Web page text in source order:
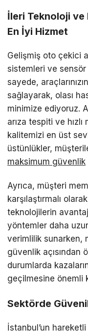
İleri Teknoloji
En İyi Hizmet
Gelişmiş oto çekici
sistemleri ve sensör
sayede,
sağlayarak, olası
minimize ediyoruz.
arıza tespiti ve
kalitemizi en üst
üstünlükler,
maksimum güvenlik
Ayrıca, müşteri
karşılaştırmalı
teknolojilerin
yöntemler daha
verimlilik sunarken,
güvenlik açısından
durumlarda
geçilmesine önemli
Sektörde
İstanbul’un